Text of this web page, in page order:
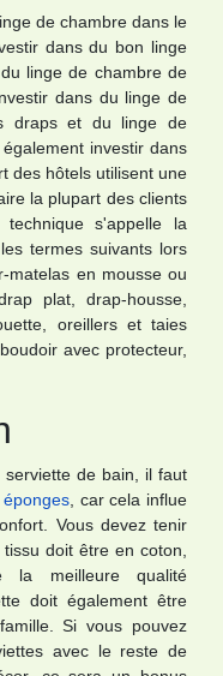
de chambre dans le
dans du bon linge
linge de chambre de
dans du linge de
draps et du linge de
investir dans
des hôtels utilisent une
la plupart des clients
s'appelle la
termes suivants lors
matelas en mousse ou
plat, drap-housse,
oreillers et taies
avec protecteur,
de bain, il faut
, car cela influe
Vous devez tenir
doit être en coton,
la meilleure qualité
doit également être
Si vous pouvez
avec le reste de